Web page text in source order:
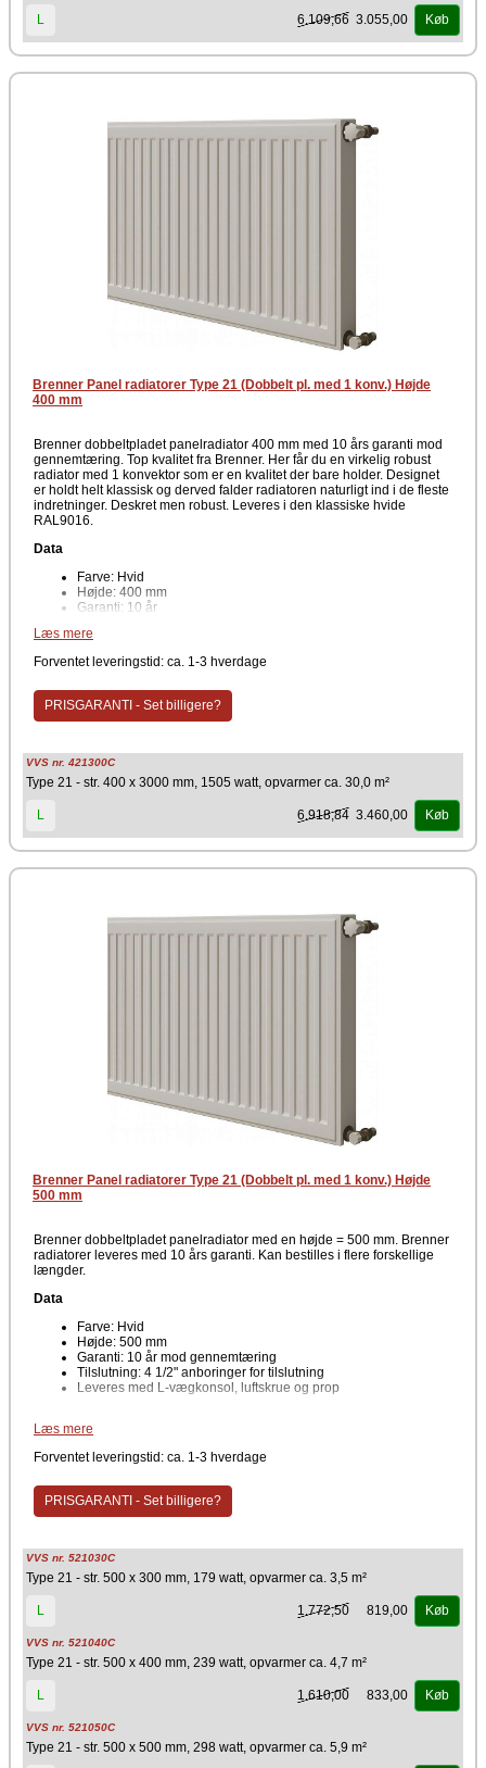
L 6.109,66 3.055,00 Køb
Brenner Panel radiatorer Type 21 (Dobbelt pl. med 1 konv.) Højde
400 mm
Brenner dobbeltpladet panelradiator 400 mm med 10 års garanti mod
gennemtæring. Top kvalitet fra Brenner. Her får du en virkelig robust
radiator med 1 konvektor som er en kvalitet der bare holder. Designet
er holdt helt klassisk og derved falder radiatoren naturligt ind i de fleste
indretninger. Deskret men robust. Leveres i den klassiske hvide
RAL9016.
Data
Farve: Hvid
Højde: 400 mm
Garanti: 10 år
Leveres med L-vægkonsol, luftskrue og prop
Godkendt
Brenner radiator Type 21 er godkendte efter den europæiske
standardnorm EN 442.
Læs mere
Forventet leveringstid: ca. 1-3 hverdage
PRISGARANTI - Set billigere?
VVS nr. 421300C
Type 21 - str. 400 x 3000 mm, 1505 watt, opvarmer ca. 30,0 m²
L 6.918,84 3.460,00 Køb
Brenner Panel radiatorer Type 21 (Dobbelt pl. med 1 konv.) Højde
500 mm
Brenner dobbeltpladet panelradiator med en højde = 500 mm. Brenner
radiatorer leveres med 10 års garanti. Kan bestilles i flere forskellige
længder.
Data
Farve: Hvid
Højde: 500 mm
Garanti: 10 år mod gennemtæring
Tilslutning: 4 1/2" anboringer for tilslutning
Leveres med L-vægkonsol, luftskrue og prop
moderne design. Leveres med hele
Godkendt
Godkendte efter den europæiske standardnorm EN 442
Lever op til alle de gældende lovkrav om panelradiatorer, der
installeres i central- & fjernvarmesystemer i
NB: Brenner radiatore kan ikke afhentes hos os....
Læs mere
Forventet leveringstid: ca. 1-3 hverdage
PRISGARANTI - Set billigere?
VVS nr. 521030C
Type 21 - str. 500 x 300 mm, 179 watt, opvarmer ca. 3,5 m²
L 1.772,50 819,00 Køb
VVS nr. 521040C
Type 21 - str. 500 x 400 mm, 239 watt, opvarmer ca. 4,7 m²
L 1.610,00 833,00 Køb
VVS nr. 521050C
Type 21 - str. 500 x 500 mm, 298 watt, opvarmer ca. 5,9 m²